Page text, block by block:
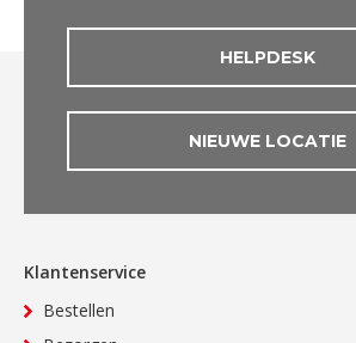
HELPDESK
NIEUWE LOCATIE
Klantenservice
Bestellen